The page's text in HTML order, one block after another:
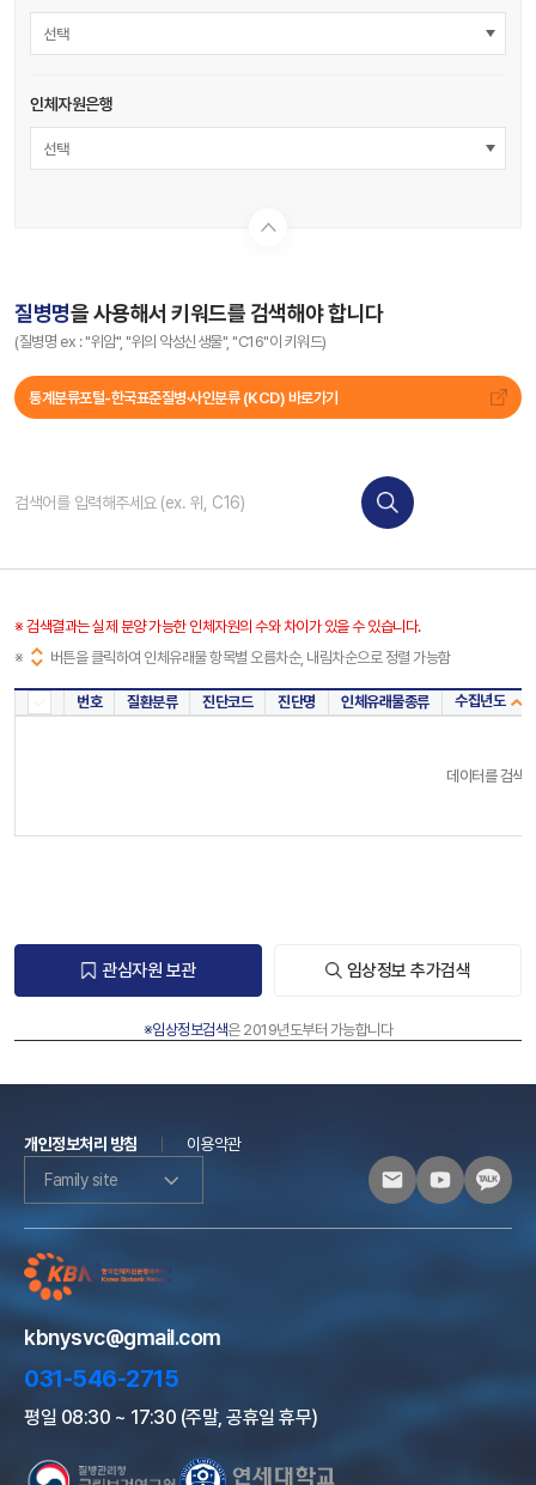
선택
인체자원은행
선택
질병명을 사용해서 키워드를 검색해야 합니다
(질병명 ex : "위암", "위의 악성신생물", "C16"이 키워드)
통계분류포털-한국표준질병∙사인분류 (KCD) 바로가기
※ 검색결과는 실제 분양 가능한 인체자원의 수와 차이가 있을 수 있습니다.
※
버튼을 클릭하여 인체유래물 항목별 오름차순, 내림차순으로 정렬 가능함
번호 질환분류 진단코드 진단명 인체유래물종류 수집년도
데이터를 검색
관심자원 보관 임상정보 추가검색
※임상정보검색은 2019년도부터 가능합니다
개인정보처리 방침
이용약관
Family site
kbnysvc@gmail.com
031-546-2715
평일 08:30 ~ 17:30 (주말, 공휴일 휴무)